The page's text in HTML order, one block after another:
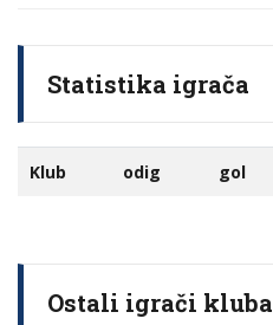
Statistika igrača
Klub odig gol
Ostali igrači kluba